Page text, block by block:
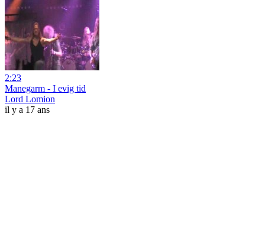
2:23
Manegarm - I evig tid
Lord Lomion
il y a 17 ans